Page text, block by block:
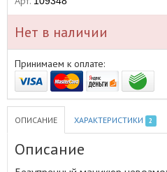
Нет в наличии
Принимаем к оплате:
ОПИСАНИЕ ХАРАКТЕРИСТИКИ 2
Описание